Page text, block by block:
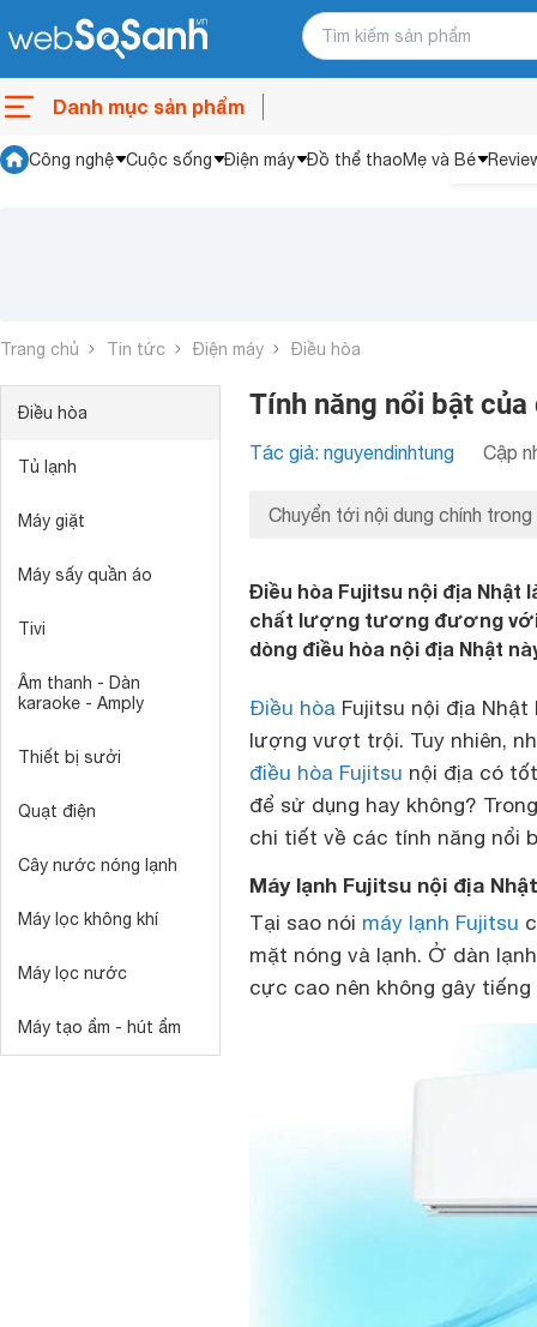
Danh mục sản phẩm
Công nghệ Cuộc sống Điện máy Đồ thể thaoMẹ và Bé
Trang chủ Tin tức Điện máy Điều hòa
Điều hòa
Tủ lạnh
Máy giặt
Máy sấy quần áo
Tivi
Âm thanh - Dàn
karaoke - Amply
Thiết bị sưởi
Quạt điện
Cây nước nóng lạnh
Máy lọc không khí
Máy lọc nước
Máy tạo ẩm - hút ẩm
Tính năng nổi bật
Tác giả: nguyendinhtung Cập
Chuyển tới nội dung chính trong
Điều hòa Fujitsu nội địa Nhật
chất lượng tương đương với
dòng điều hòa nội địa Nhật
Điều hòa Fujitsu nội địa
lượng vượt trội. Tuy nhiên,
điều hòa Fujitsu nội địa có
để sử dụng hay không?
chi tiết về các tính năng nổi
Máy lạnh Fujitsu nội địa
Tại sao nói máy lạnh Fujitsu
mặt nóng và lạnh. Ở dàn
cực cao nên không gây